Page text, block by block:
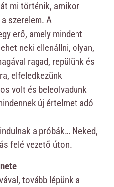
mi történik, amikor
szerelem. A
erő, amely mindent
neki ellenállni, olyan,
ragad, repülünk és
elfeledkezünk
volt és beleolvadunk
új értelmet adó
a próbák… Neked,
felé vezető úton.
tovább lépünk a